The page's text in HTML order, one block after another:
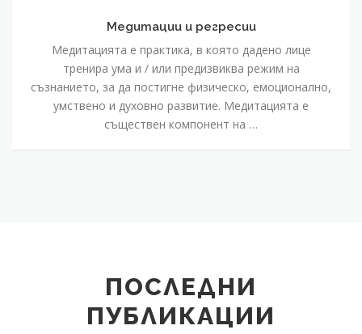
Медитации и регресии
Медитацията е практика, в която дадено лице
тренира ума и / или предизвиква режим на
съзнанието, за да постигне физическо, емоционално,
умствено и духовно развитие. Медитацията е
съществен компонент на …
ПОСЛЕДНИ
ПУБЛИКАЦИИ